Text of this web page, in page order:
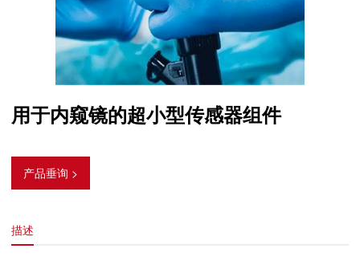
用于内窥镜的超小型传感器组件
产品垂询 >
描述